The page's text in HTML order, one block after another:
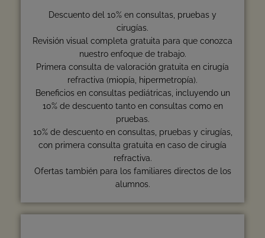
Descuento del 10% en consultas, pruebas y
cirugías.
Revisión visual completa gratuita para que conozca
nuestro enfoque de trabajo.
Primera consulta de valoración gratuita en cirugía
refractiva (miopía, hipermetropía).
Beneficios en consultas pediátricas, incluyendo un
10% de descuento tanto en consultas como en
pruebas.
10% de descuento en consultas, pruebas y cirugías,
con primera consulta gratuita en caso de cirugía
refractiva.
Ofertas también para los familiares directos de los
alumnos.